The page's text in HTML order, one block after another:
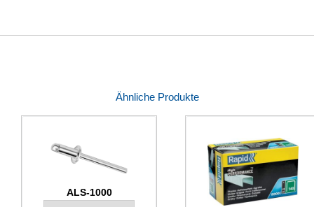
Ähnliche Produkte
ALS-1000